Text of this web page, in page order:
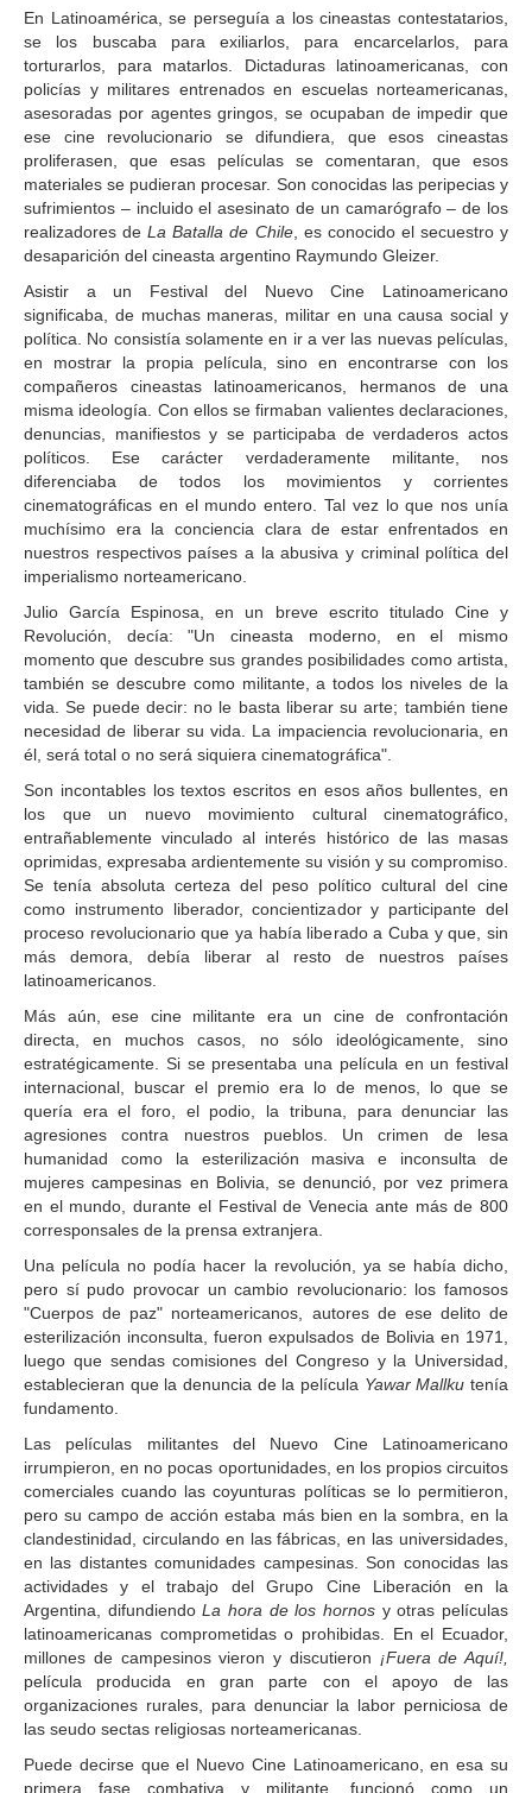
En Latinoamérica, se perseguía a los cineastas contestatarios,
se los buscaba para exiliarlos, para encarcelarlos, para
torturarlos, para matarlos. Dictaduras latinoamericanas, con
policías y militares entrenados en escuelas norteamericanas,
asesoradas por agentes gringos, se ocupaban de impedir que
ese cine revolucionario se difundiera, que esos cineastas
proliferasen, que esas películas se comentaran, que esos
materiales se pudieran procesar. Son conocidas las peripecias y
sufrimientos – incluido el asesinato de un camarógrafo – de los
realizadores deLa Batalla de Chile, es conocido el secuestro y
desaparición del cineasta argentino Raymundo Gleizer.
Asistir a un Festival del Nuevo Cine Latinoamericano
significaba, de muchas maneras, militar en una causa social y
política. No consistía solamente en ir a ver las nuevas películas,
en mostrar la propia película, sino en encontrarse con los
compañeros cineastas latinoamericanos, hermanos de una
misma ideología. Con ellos se firmaban valientes declaraciones,
denuncias, manifiestos y se participaba de verdaderos actos
políticos. Ese carácter verdaderamente militante, nos
diferenciaba de todos los movimientos y corrientes
cinematográficas en el mundo entero. Tal vez lo que nos unía
muchísimo era la conciencia clara de estar enfrentados en
nuestros respectivos países a la abusiva y criminal política del
imperialismo norteamericano.
Julio García Espinosa, en un breve escrito titulado Cine y
Revolución, decía: "Un cineasta moderno, en el mismo
momento que descubre sus grandes posibilidades como artista,
también se descubre como militante, a todos los niveles de la
vida. Se puede decir: no le basta liberar su arte; también tiene
necesidad de liberar su vida. La impaciencia revolucionaria, en
él, será total o no será siquiera cinematográfica".
Son incontables los textos escritos en esos años bullentes, en
los que un nuevo movimiento cultural cinematográfico,
entrañablemente vinculado al interés histórico de las masas
oprimidas, expresaba ardientemente su visión y su compromiso.
Se tenía absoluta certeza del peso político cultural del cine
como instrumento liberador, concientizador y participante del
proceso revolucionario que ya había liberado a Cuba y que, sin
más demora, debía liberar al resto de nuestros países
latinoamericanos.
Más aún, ese cine militante era un cine de confrontación
directa, en muchos casos, no sólo ideológicamente, sino
estratégicamente. Si se presentaba una película en un festival
internacional, buscar el premio era lo de menos, lo que se
quería era el foro, el podio, la tribuna, para denunciar las
agresiones contra nuestros pueblos. Un crimen de lesa
humanidad como la esterilización masiva e inconsulta de
mujeres campesinas en Bolivia, se denunció, por vez primera
en el mundo, durante el Festival de Venecia ante más de 800
corresponsales de la prensa extranjera.
Una película no podía hacer la revolución, ya se había dicho,
pero sí pudo provocar un cambio revolucionario: los famosos
"Cuerpos de paz" norteamericanos, autores de ese delito de
esterilización inconsulta, fueron expulsados de Bolivia en 1971,
luego que sendas comisiones del Congreso y la Universidad,
establecieran que la denuncia de la película Yawar Mallku tenía
fundamento.
Las películas militantes del Nuevo Cine Latinoamericano
irrumpieron, en no pocas oportunidades, en los propios circuitos
comerciales cuando las coyunturas políticas se lo permitieron,
pero su campo de acción estaba más bien en la sombra, en la
clandestinidad, circulando en las fábricas, en las universidades,
en las distantes comunidades campesinas. Son conocidas las
actividades y el trabajo del Grupo Cine Liberación en la
Argentina, difundiendoLa hora de los hornos y otras películas
latinoamericanas comprometidas o prohibidas. En el Ecuador,
millones de campesinos vieron y discutieron ¡Fuera de Aquí!,
película producida en gran parte con el apoyo de las
organizaciones rurales, para denunciar la labor perniciosa de
las seudo sectas religiosas norteamericanas.
Puede decirse que el Nuevo Cine Latinoamericano, en esa su
primera fase combativa y militante, funcionó como un